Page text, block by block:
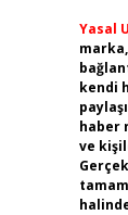
Yasal
kendi
haber
ve